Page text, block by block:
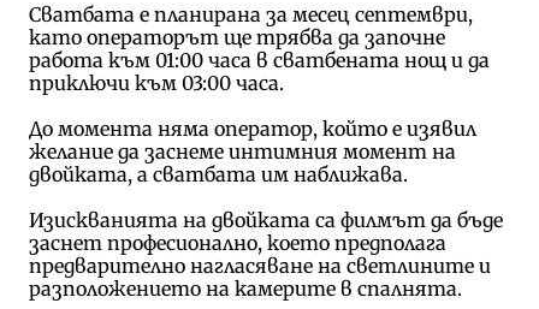
Сватбата е планирана за месец септември,
като операторът ще трябва да започне
работа към 01:00 часа в сватбената нощ и да
приключи към 03:00 часа.
До момента няма оператор, който е изявил
желание да заснеме интимния момент на
двойката, а сватбата им наближава.
Изискванията на двойката са филмът да бъде
заснет професионално, което предполага
предварително нагласяване на светлините и
разположението на камерите в спалнята.